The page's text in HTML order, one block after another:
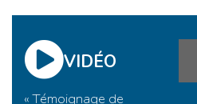
VIDÉO
« Témoignage de